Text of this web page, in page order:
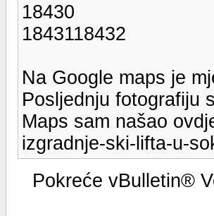
18430
1843118432
Na Google maps je
Posljednju fotografiju
Maps sam našao
izgradnje-ski-lifta-u-
Pokreće vBulletin®